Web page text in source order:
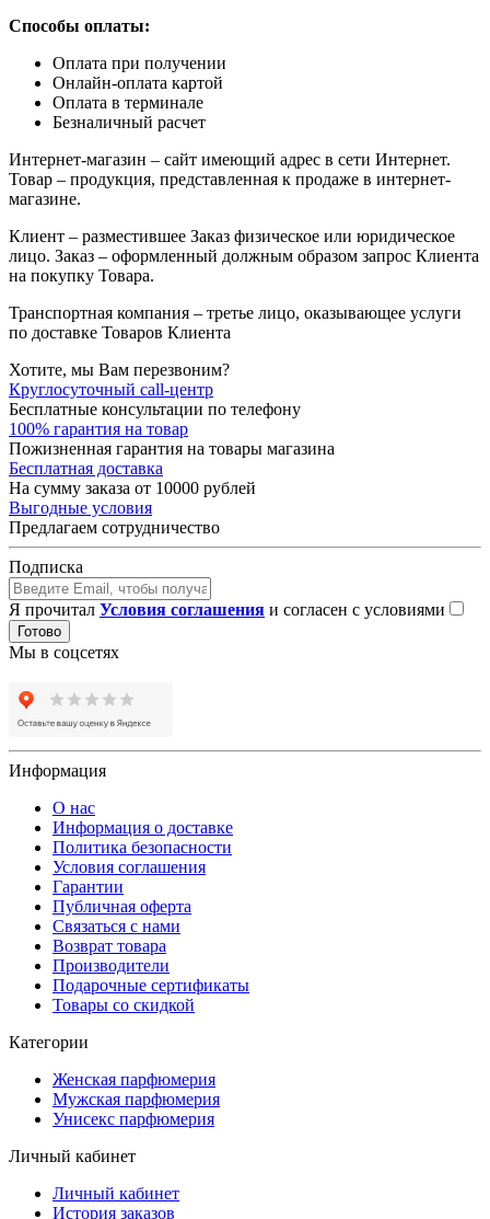
Способы оплаты:
Оплата при получении
Онлайн-оплата картой
Оплата в терминале
Безналичный расчет
Интернет-магазин – сайт имеющий адрес в сети Интернет.
Товар – продукция, представленная к продаже в интернет-
магазине.
Клиент – разместившее Заказ физическое или юридическое
лицо. Заказ – оформленный должным образом запрос Клиента
на покупку Товара.
Транспортная компания – третье лицо, оказывающее услуги
по доставке Товаров Клиента
Хотите, мы Вам перезвоним?
Круглосуточный call-центр
Бесплатные консультации по телефону
100% гарантия на товар
Пожизненная гарантия на товары магазина
Бесплатная доставка
На сумму заказа от 10000 рублей
Выгодные условия
Предлагаем сотрудничество
Подписка
Я прочитал Условия соглашения и согласен с условиями
Готово
Мы в соцсетях
Информация
О нас
Информация о доставке
Политика безопасности
Условия соглашения
Гарантии
Публичная оферта
Связаться с нами
Возврат товара
Производители
Подарочные сертификаты
Товары со скидкой
Категории
Женская парфюмерия
Мужская парфюмерия
Унисекс парфюмерия
Личный кабинет
Личный кабинет
История заказов